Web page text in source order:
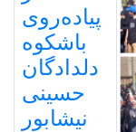
پیاده‌روی
باشکوه
دلدادگان
حسینی
نیشابور